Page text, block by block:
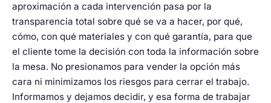
aproximación a cada intervención pasa por la
transparencia total sobre qué se va a hacer, por qué,
cómo, con qué materiales y con qué garantía, para que
el cliente tome la decisión con toda la información sobre
la mesa. No presionamos para vender la opción más
cara ni minimizamos los riesgos para cerrar el trabajo.
Informamos y dejamos decidir, y esa forma de trabajar